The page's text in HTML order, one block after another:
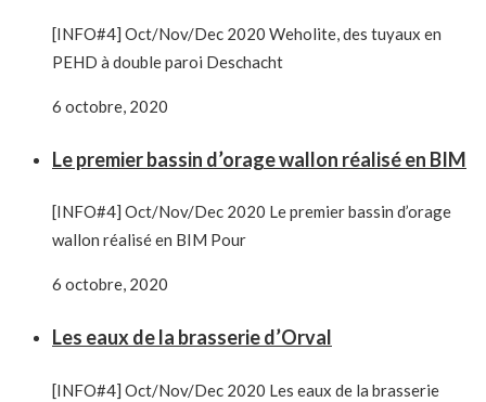
[INFO#4] Oct/Nov/Dec 2020 Weholite, des tuyaux en
PEHD à double paroi Deschacht
6 octobre, 2020
Le premier bassin d’orage wallon réalisé en BIM
[INFO#4] Oct/Nov/Dec 2020 Le premier bassin d’orage
wallon réalisé en BIM Pour
6 octobre, 2020
Les eaux de la brasserie d’Orval
[INFO#4] Oct/Nov/Dec 2020 Les eaux de la brasserie